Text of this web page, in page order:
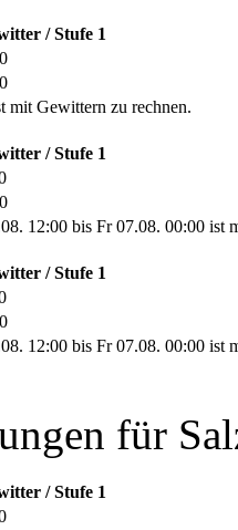
/ Stufe 1
mit Gewittern zu rechnen.
/ Stufe 1
12:00 bis Fr 07.08. 00:00 ist
/ Stufe 1
12:00 bis Fr 07.08. 00:00 ist
für
/ Stufe 1